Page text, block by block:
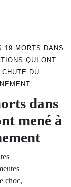
19 MORTS DANS
QUI ONT
DU
dans
mené à
choc,